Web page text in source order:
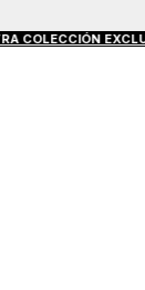
EXCLUSIVA